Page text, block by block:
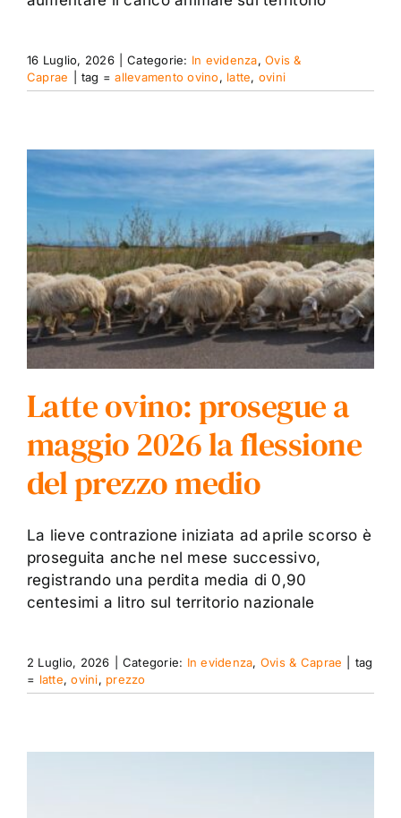
16 Luglio, 2026 Categorie: In evidenza,Ovis &
Caprae
tag =allevamento ovino, latte, ovini
Latte ovino: prosegue a
maggio 2026 la flessione
del prezzo medio
La lieve contrazione iniziata ad aprile scorso è
proseguita anche nel mese successivo,
registrando una perdita media di 0,90
centesimi a litro sul territorio nazionale
2 Luglio, 2026 Categorie: In evidenza, Ovis & Caprae
tag
= latte,ovini, prezzo